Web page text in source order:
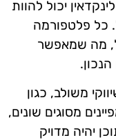
יכול להוות
כל פלטפורמה
מה שמאפשר
משולב, כגון
מסוגים שונים,
יהיה מדויק